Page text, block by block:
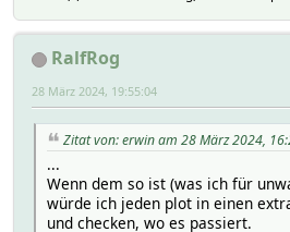
RalfRog
28 März 2024, 19:55:04
Zitat von: erwin am 28 März 2024,
...
Wenn dem so ist (was ich für
würde ich jeden plot in einen
und checken, wo es passiert.